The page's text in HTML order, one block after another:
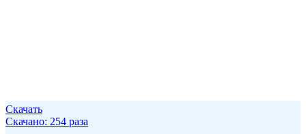
Скачать
Скачано: 254 раза